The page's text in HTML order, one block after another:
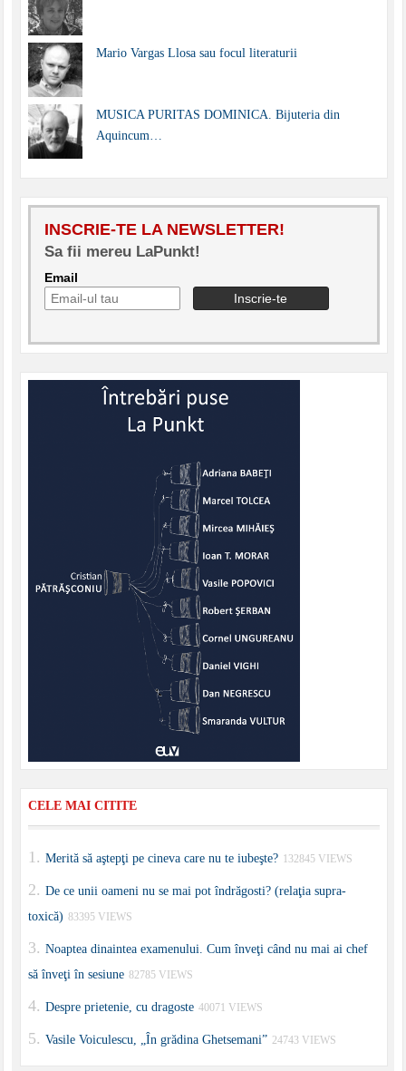
Mario Vargas Llosa sau focul literaturii
MUSICA PURITAS DOMINICA. Bijuteria din
Aquincum…
INSCRIE-TE LA NEWSLETTER!
Sa fii mereu LaPunkt!
Email
CELE MAI CITITE
Merită să aştepţi pe cineva care nu te iubeşte? 132845 VIEWS
De ce unii oameni nu se mai pot îndrăgosti? (relaţia supra-
toxică) 83395 VIEWS
Noaptea dinaintea examenului. Cum înveţi când nu mai ai chef
să înveţi în sesiune 82785 VIEWS
Despre prietenie, cu dragoste 40071 VIEWS
Vasile Voiculescu, „În grădina Ghetsemani” 24743 VIEWS